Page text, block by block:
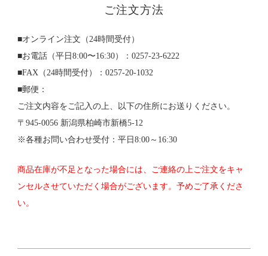
ご注文方法
■オンライン注文（24時間受付）
■お電話（平日8:00〜16:30）：0257-23-6222
■FAX（24時間受付）：0257-20-1032
■郵便：
ご注文内容をご記入の上、以下の住所にお送りください。
〒945-0056 新潟県柏崎市新橋5-12
※各種お問い合わせ受付：平日8:00～16:30
商品在庫が不足となった場合には、ご連絡の上ご注文をキャ
ンセルさせていただく場合がございます。予めご了承くださ
い。